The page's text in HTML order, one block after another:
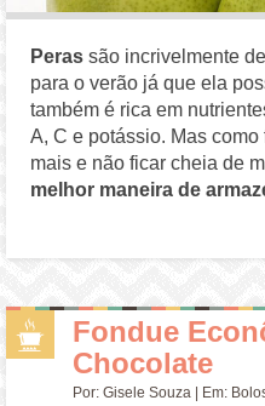
Peras são incrivelmente
para o verão já que ela
também é rica em
A, C e potássio. Mas
mais e não ficar cheia de
melhor maneira de
Fondue
Chocolate
Por:Gisele Souza | Em: